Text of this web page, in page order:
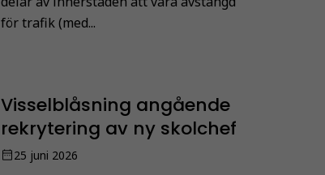
för trafik (med...
Visselblåsning angående
rekrytering av ny skolchef
25 juni 2026